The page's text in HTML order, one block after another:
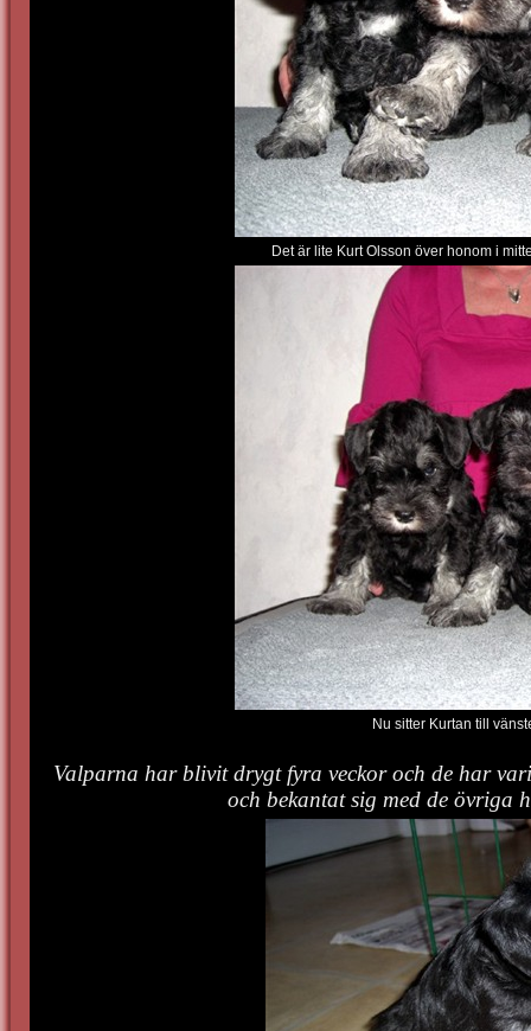
Det är lite Kurt Olsson över honom i
Nu sitter Kurtan till
Valparna har blivit drygt fyra veckor och de har
och bekantat sig med de övriga